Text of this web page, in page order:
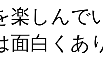
楽しんで
面白くあ